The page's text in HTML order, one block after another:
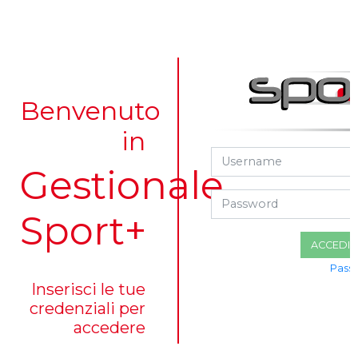
Benvenuto
in
Gestionale
Sport+
Inserisci le tue
credenziali per
accedere
ACCEDI